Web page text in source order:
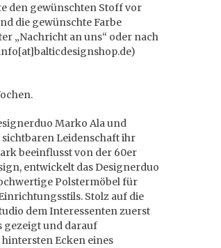
den gewünschten Stoff vor
die gewünschte Farbe
„Nachricht an uns“ oder nach
Marko Ala und
Leidenschaft ihr
beeinflusst von der 60er
entwickelt das Designerduo
Polstermöbel für
Stolz auf die
dem Interessenten zuerst
gezeigt und darauf
Ecken eines